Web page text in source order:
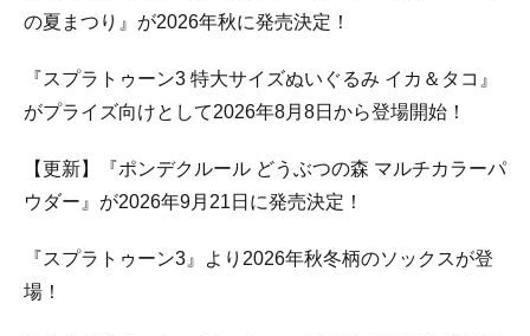
の夏まつり』が2026年秋に発売決定！
『スプラトゥーン3 特大サイズぬいぐるみ イカ＆タコ』
がプライズ向けとして2026年8月8日から登場開始！
【更新】『ポンデクルール どうぶつの森 マルチカラーパ
ウダー』が2026年9月21日に発売決定！
『スプラトゥーン3』より2026年秋冬柄のソックスが登
場！